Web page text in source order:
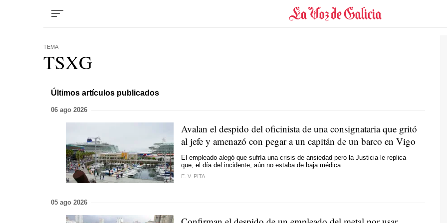
TEMA
TSXG
Últimos artículos publicados
06 ago 2026
Avalan el despido del oficinista de una consignataria que gritó
al jefe y amenazó con pegar a un capitán de un barco en Vigo
El empleado alegó que sufría una crisis de ansiedad pero la Justicia le replica
que, el día del incidente, aún no estaba de baja médica
E. V. PITA
05 ago 2026